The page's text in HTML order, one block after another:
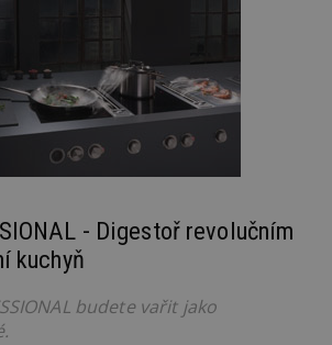
- Digestoř revolučním
kuchyň
budete vařit jako